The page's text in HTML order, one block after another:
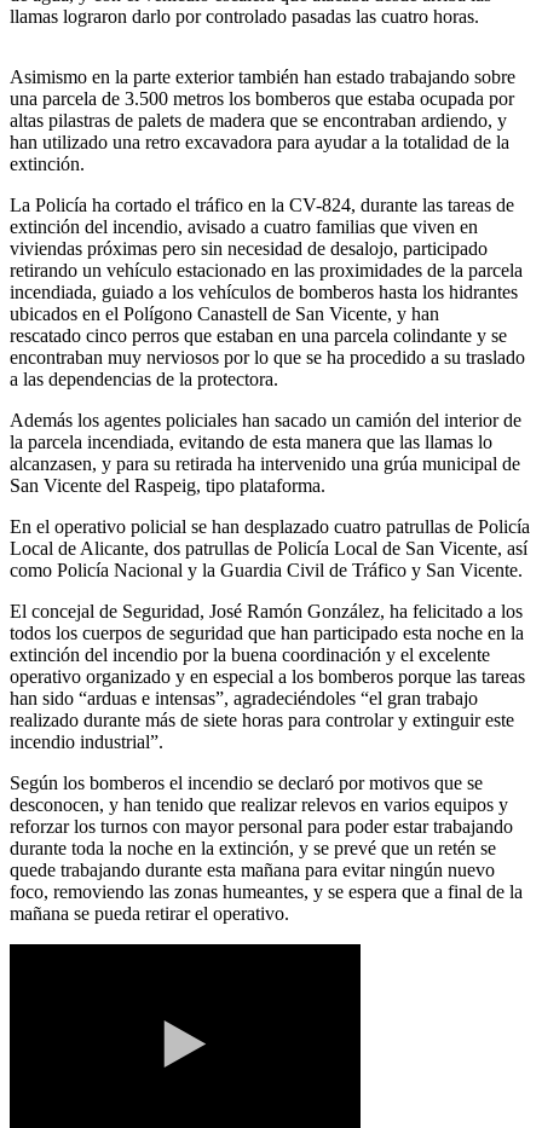
llamas lograron darlo por controlado pasadas las cuatro horas.
Asimismo en la parte exterior también han estado trabajando sobre
una parcela de 3.500 metros los bomberos que estaba ocupada por
altas pilastras de palets de madera que se encontraban ardiendo, y
han utilizado una retro excavadora para ayudar a la totalidad de la
extinción.
La Policía ha cortado el tráfico en la CV-824, durante las tareas de
extinción del incendio, avisado a cuatro familias que viven en
viviendas próximas pero sin necesidad de desalojo, participado
retirando un vehículo estacionado en las proximidades de la parcela
incendiada, guiado a los vehículos de bomberos hasta los hidrantes
ubicados en el Polígono Canastell de San Vicente, y han
rescatado cinco perros que estaban en una parcela colindante y se
encontraban muy nerviosos por lo que se ha procedido a su traslado
a las dependencias de la protectora.
Además los agentes policiales han sacado un camión del interior de
la parcela incendiada, evitando de esta manera que las llamas lo
alcanzasen, y para su retirada ha intervenido una grúa municipal de
San Vicente del Raspeig, tipo plataforma.
En el operativo policial se han desplazado cuatro patrullas de Policía
Local de Alicante, dos patrullas de Policía Local de San Vicente, así
como Policía Nacional y la Guardia Civil de Tráfico y San Vicente.
El concejal de Seguridad, José Ramón González, ha felicitado a los
todos los cuerpos de seguridad que han participado esta noche en la
extinción del incendio por la buena coordinación y el excelente
operativo organizado y en especial a los bomberos porque las tareas
han sido “arduas e intensas”, agradeciéndoles “el gran trabajo
realizado durante más de siete horas para controlar y extinguir este
incendio industrial”.
Según los bomberos el incendio se declaró por motivos que se
desconocen, y han tenido que realizar relevos en varios equipos y
reforzar los turnos con mayor personal para poder estar trabajando
durante toda la noche en la extinción, y se prevé que un retén se
quede trabajando durante esta mañana para evitar ningún nuevo
foco, removiendo las zonas humeantes, y se espera que a final de la
mañana se pueda retirar el operativo.